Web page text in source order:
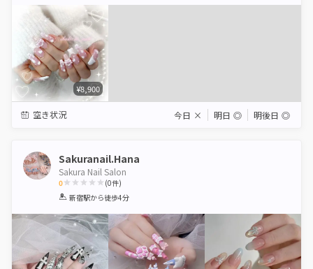
¥8,900
空き状況 今日 × 明日 ◎ 明後日 ◎
Sakuranail.Hana
Sakura Nail Salon
0
1 2 3 4 5
(0件)
新宿駅から徒歩4分